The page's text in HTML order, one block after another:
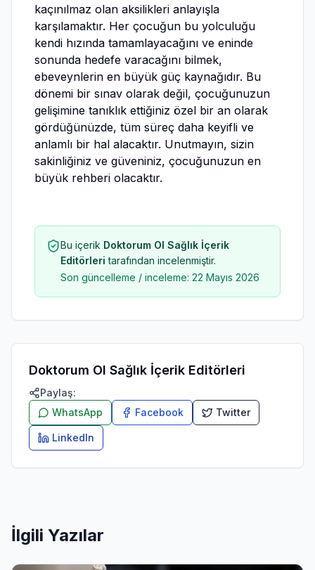
kaçınılmaz olan aksilikleri anlayışla
karşılamaktır. Her çocuğun bu yolculuğu
kendi hızında tamamlayacağını ve eninde
sonunda hedefe varacağını bilmek,
ebeveynlerin en büyük güç kaynağıdır. Bu
dönemi bir sınav olarak değil, çocuğunuzun
gelişimine tanıklık ettiğiniz özel bir an olarak
gördüğünüzde, tüm süreç daha keyifli ve
anlamlı bir hal alacaktır. Unutmayın, sizin
sakinliğiniz ve güveniniz, çocuğunuzun en
büyük rehberi olacaktır.
Bu içerik Doktorum Ol Sağlık İçerik
Editörleri tarafından incelenmiştir.
Son güncelleme / inceleme: 22 Mayıs 2026
Doktorum Ol Sağlık İçerik Editörleri
Paylaş:
WhatsApp
Facebook Twitter
LinkedIn
İlgili Yazılar